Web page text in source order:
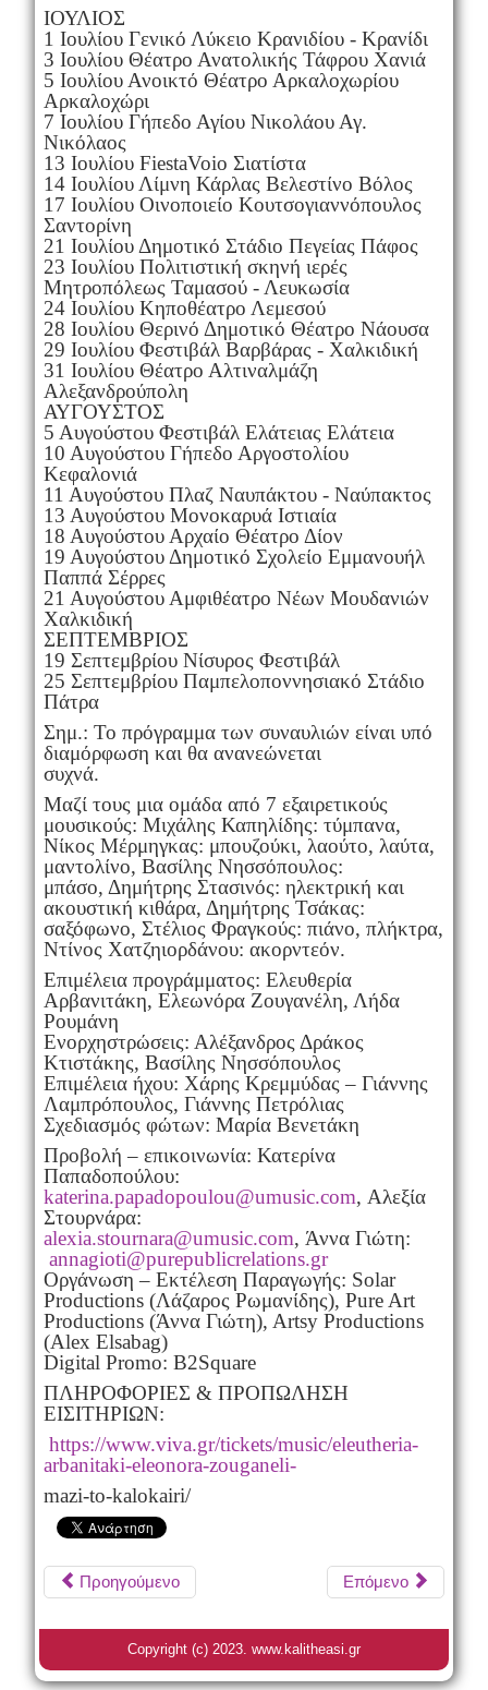
ΙΟΥΛΙΟΣ
1 Ιουλίου Γενικό Λύκειο Κρανιδίου - Κρανίδι
3 Ιουλίου Θέατρο Ανατολικής Τάφρου Χανιά
5 Ιουλίου Ανοικτό Θέατρο Αρκαλοχωρίου
Αρκαλοχώρι
7 Ιουλίου Γήπεδο Αγίου Νικολάου Αγ.
Νικόλαος
13 Ιουλίου FiestaVoio Σιατίστα
14 Ιουλίου Λίμνη Κάρλας Βελεστίνο Βόλος
17 Ιουλίου Οινοποιείο Κουτσογιαννόπουλος
Σαντορίνη
21 Ιουλίου Δημοτικό Στάδιο Πεγείας Πάφος
23 Ιουλίου Πολιτιστική σκηνή ιερές
Μητροπόλεως Ταμασού - Λευκωσία
24 Ιουλίου Κηποθέατρο Λεμεσού
28 Ιουλίου Θερινό Δημοτικό Θέατρο Νάουσα
29 Ιουλίου Φεστιβάλ Βαρβάρας - Χαλκιδική
31 Ιουλίου Θέατρο Αλτιναλμάζη
Αλεξανδρούπολη
ΑΥΓΟΥΣΤΟΣ
5 Αυγούστου Φεστιβάλ Ελάτειας Ελάτεια
10 Αυγούστου Γήπεδο Αργοστολίου
Κεφαλονιά
11 Αυγούστου Πλαζ Ναυπάκτου - Ναύπακτος
13 Αυγούστου Μονοκαρυά Ιστιαία
18 Αυγούστου Αρχαίο Θέατρο Δίον
19 Αυγούστου Δημοτικό Σχολείο Εμμανουήλ
Παππά Σέρρες
21 Αυγούστου Αμφιθέατρο Νέων Μουδανιών
Χαλκιδική
ΣΕΠΤΕΜΒΡΙΟΣ
19 Σεπτεμβρίου Νίσυρος Φεστιβάλ
25 Σεπτεμβρίου Παμπελοποννησιακό Στάδιο
Πάτρα
Σημ.: Το πρόγραμμα των συναυλιών είναι υπό
διαμόρφωση και θα ανανεώνεται
συχνά.
Μαζί τους μια ομάδα από 7 εξαιρετικούς
μουσικούς: Μιχάλης Καπηλίδης: τύμπανα,
Νίκος Μέρμηγκας: μπουζούκι, λαούτο, λαύτα,
μαντολίνο, Βασίλης Νησσόπουλος:
μπάσο, Δημήτρης Στασινός: ηλεκτρική και
ακουστική κιθάρα, Δημήτρης Τσάκας:
σαξόφωνο, Στέλιος Φραγκούς: πιάνο, πλήκτρα,
Ντίνος Χατζηιορδάνου: ακορντεόν.
Επιμέλεια προγράμματος: Ελευθερία
Αρβανιτάκη, Ελεωνόρα Ζουγανέλη, Λήδα
Ρουμάνη
Ενορχηστρώσεις: Αλέξανδρος Δράκος
Κτιστάκης, Βασίλης Νησσόπουλος
Επιμέλεια ήχου: Χάρης Κρεμμύδας – Γιάννης
Λαμπρόπουλος, Γιάννης Πετρόλιας
Σχεδιασμός φώτων: Μαρία Βενετάκη
Προβολή – επικοινωνία: Κατερίνα
Παπαδοπούλου:
katerina.papadopoulou@umusic.com, Αλεξία
Στουρνάρα:
alexia.stournara@umusic.com, Άννα Γιώτη:
annagioti@purepublicrelations.gr
Οργάνωση – Εκτέλεση Παραγωγής: Solar
Productions (Λάζαρος Ρωμανίδης), Pure Art
Productions (Άννα Γιώτη), Artsy Productions
(Alex Elsabag)
Digital Promo: B2Square
ΠΛΗΡΟΦΟΡΙΕΣ & ΠΡΟΠΩΛΗΣΗ
ΕΙΣΙΤΗΡΙΩΝ:
https://www.viva.gr/tickets/music/eleutheria-
arbanitaki-eleonora-zouganeli-
mazi-to-kalokairi/
Προηγούμενο Επόμενο
Copyright (c) 2023. www.kalitheasi.gr